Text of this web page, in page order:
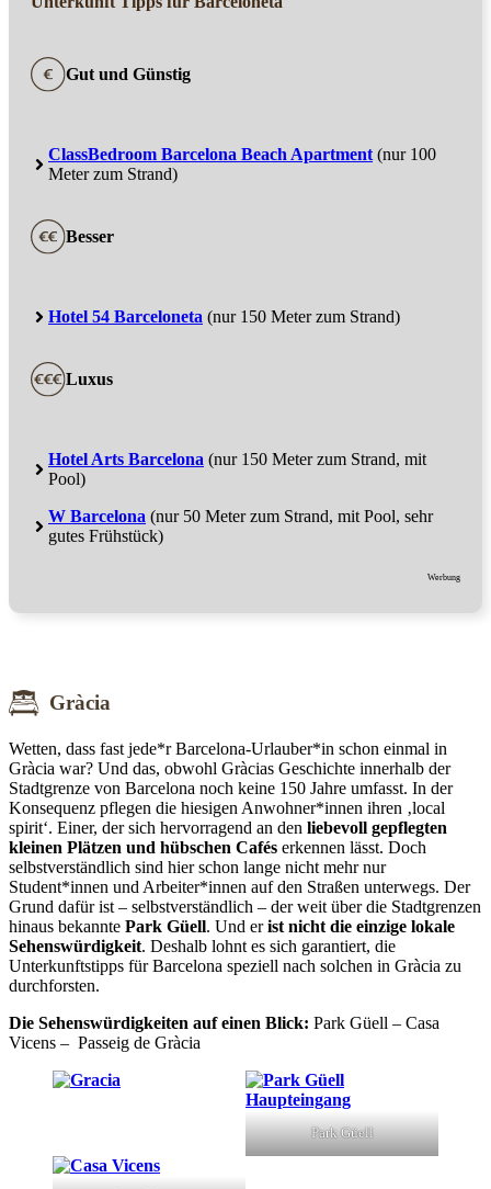
Gut und Günstig
ClassBedroom Barcelona Beach Apartment (nur 100
Meter zum Strand)
Besser
Hotel 54 Barceloneta (nur 150 Meter zum Strand)
Luxus
Hotel Arts Barcelona (nur 150 Meter zum Strand, mit
Pool)
W Barcelona (nur 50 Meter zum Strand, mit Pool, sehr
gutes Frühstück)
Werbung
Gràcia
Wetten, dass fast jede*r Barcelona-Urlauber*in schon einmal in
Gràcia war? Und das, obwohl Gràcias Geschichte innerhalb der
Stadtgrenze von Barcelona noch keine 150 Jahre umfasst. In der
Konsequenz pflegen die hiesigen Anwohner*innen ihren ‚local
spirit‘. Einer, der sich hervorragend an den liebevoll gepflegten
kleinen Plätzen und hübschen Cafés erkennen lässt. Doch
selbstverständlich sind hier schon lange nicht mehr nur
Student*innen und Arbeiter*innen auf den Straßen unterwegs. Der
Grund dafür ist – selbstverständlich – der weit über die Stadtgrenzen
hinaus bekannte Park Güell. Und erist nicht die einzige lokale
Sehenswürdigkeit. Deshalb lohnt es sich garantiert, die
Unterkunftstipps für Barcelona speziell nach solchen in Gràcia zu
durchforsten.
Die Sehenswürdigkeiten auf einen Blick: Park Güell – Casa
Vicens – Passeig de Gràcia
Park Güell